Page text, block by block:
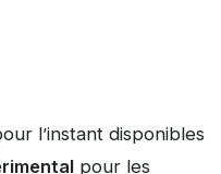
l’instant disponibles
pour les